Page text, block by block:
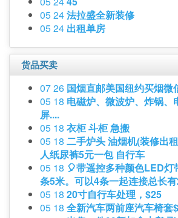
05 24法拉盛全新装修
05 24 出租单房
货品买卖
07 26 国烟直邮美国纽约买烟
05 18 电磁炉、微波炉、炸锅、
屏....
05 18 衣柜 斗柜 急搬
05 18 二手炉头 油烟机(装修出
人纸尿裤5元一包 自行车
05 18 🎈带遥控多种颜色LED
条5米。可以4条一起连接总长
05 18 20寸自行车处理，$25
05 18 全新汽车两前座汽车椅套